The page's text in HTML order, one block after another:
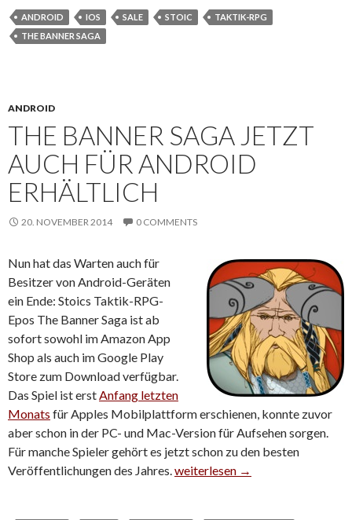
ANDROID IOS SALE STOIC
TAKTIK-RPG
THE BANNER SAGA
ANDROID
THE BANNER SAGA JETZT
AUCH FÜR ANDROID
ERHÄLTLICH
20. NOVEMBER 2014 0 COMMENTS
Nun hat das Warten auch für
Besitzer von Android-Geräten
ein Ende: Stoics Taktik-RPG-
Epos The Banner Saga ist ab
sofort sowohl im Amazon App
Shop als auch im Google Play
Store zum Download verfügbar.
Das Spiel ist erst Anfang letzten
Monats für Apples Mobilplattform erschienen, konnte zuvor
aber schon in der PC- und Mac-Version für Aufsehen sorgen.
Für manche Spieler gehört es jetzt schon zu den besten
Veröffentlichungen des Jahres. The Banner Saga jetzt auch für
weiterlesen →